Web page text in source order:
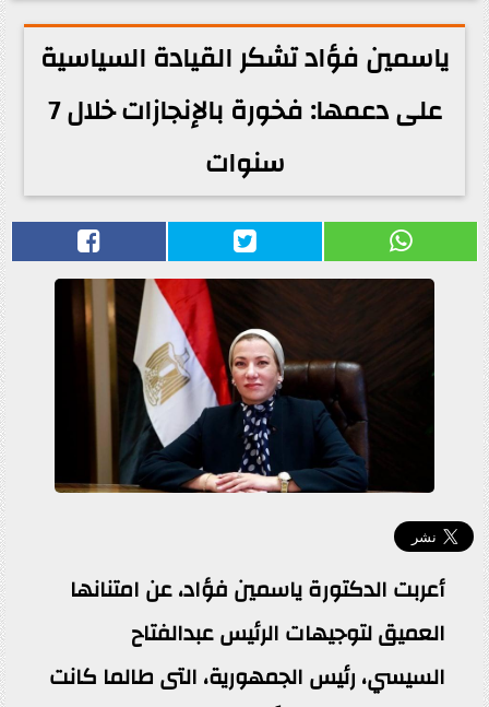
2025-07-20 14:59:35
ياسمين فؤاد تشكر القيادة السياسية
على دعمها: فخورة بالإنجازات خلال 7
سنوات
أعربت الدكتورة ياسمين فؤاد، عن امتنانها
العميق لتوجيهات الرئيس عبدالفتاح
السيسي، رئيس الجمهورية، التى طالما كانت